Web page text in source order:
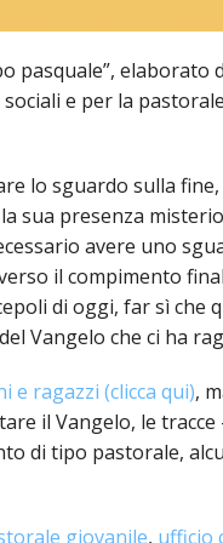
SCOLASTICA
RELIGIONE CATTOLICA
DELLA FAMIGLIA
DELLA SALUTE
pasquale”, elaborato
e per la
lo sguardo sulla
sua presenza
avere uno
il compimento
di oggi, far sì
Vangelo che ci ha
e ragazzi (clicca qui),
il Vangelo, le
di tipo pastorale,
giovanile, ufficio